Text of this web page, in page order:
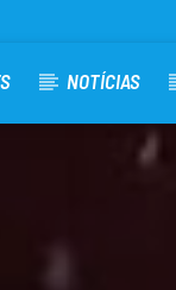
NOTÍCIAS